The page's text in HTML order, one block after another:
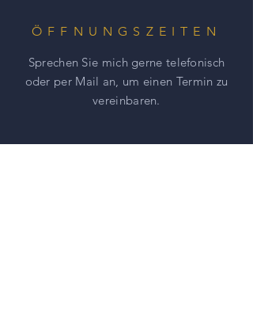
ÖFFNUNGSZEITEN
Sprechen Sie mich gerne telefonisch
oder per Mail an, um einen Termin zu
vereinbaren.